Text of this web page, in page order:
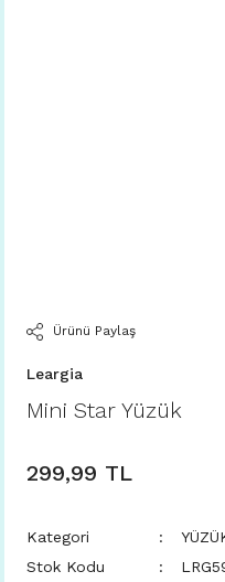
Ürünü Paylaş
Leargia
Mini Star Yüzük
299,99 TL
Kategori
Stok Kodu